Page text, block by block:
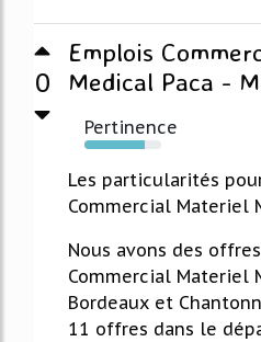
0
Emplois
Medical Paca -
Pertinence
79%
Les particularités
Commercial Materiel
Nous avons des
Commercial Materiel
Bordeaux et
11 offres dans le